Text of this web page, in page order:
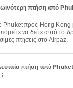
πτήση από
να δείτε αυτό το
πτήσεις στο Airpaz.
πτήση από
;